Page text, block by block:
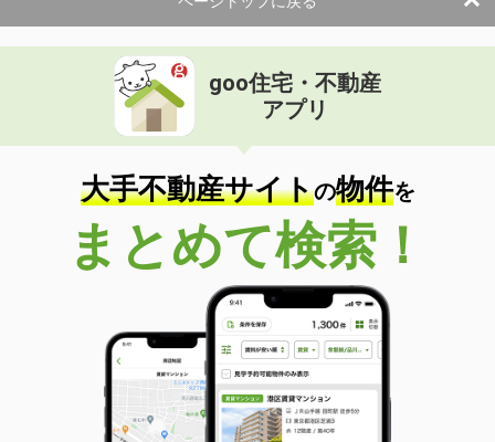
goo住宅・不動産
アプリ
大手不動産サイトの物件を
まとめて検索！